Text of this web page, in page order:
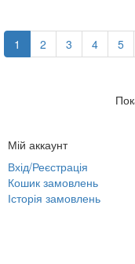
1 2 3 4 5
Мій аккаунт
Вхід/Реєстрація
Кошик замовлень
Історія замовлень